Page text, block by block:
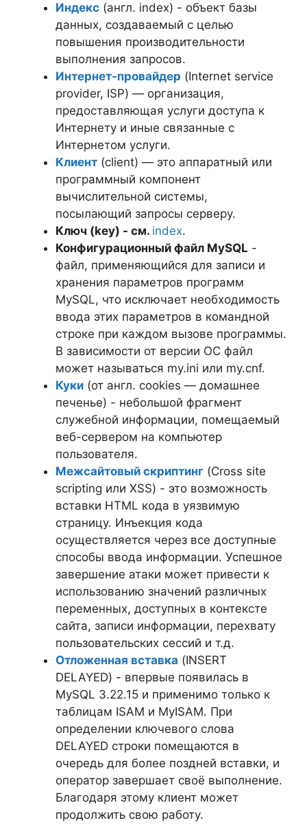
Индекс (англ. index) - объект базы
данных, создаваемый с целью
повышения производительности
выполнения запросов.
Интернет-провайдер (Internet service
provider, ISP) — организация,
предоставляющая услуги доступа к
Интернету и иные связанные с
Интернетом услуги.
Клиент (client) — это аппаратный или
программный компонент
вычислительной системы,
посылающий запросы серверу.
Ключ (key) - см. index.
Конфигурационный файл MySQL -
файл, применяющийся для записи и
хранения параметров программ
MySQL, что исключает необходимость
ввода этих параметров в командной
строке при каждом вызове программы.
В зависимости от версии ОС файл
может называться my.ini или my.cnf.
Куки (от англ. cookies — домашнее
печенье) - небольшой фрагмент
служебной информации, помещаемый
веб-сервером на компьютер
пользователя.
Межсайтовый скриптинг (Cross site
scripting или XSS) - это возможность
вставки HTML кода в уязвимую
страницу. Инъекция кода
осуществляется через все доступные
способы ввода информации. Успешное
завершение атаки может привести к
использованию значений различных
переменных, доступных в контексте
сайта, записи информации, перехвату
пользовательских сессий и т.д.
Отложенная вставка (INSERT
DELAYED) - впервые появилась в
MySQL 3.22.15 и применимо только к
таблицам ISAM и MyISAM. При
определении ключевого слова
DELAYED строки помещаются в
очередь для более поздней вставки, и
оператор завершает своё выполнение.
Благодаря этому клиент может
продолжить свою работу.